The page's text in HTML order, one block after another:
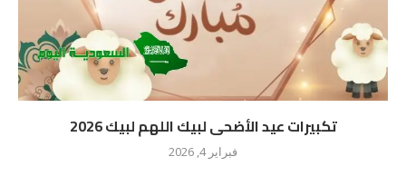
تكبيرات عيد الأضحى لبيك اللهم لبيك 2026
فبراير 4, 2026